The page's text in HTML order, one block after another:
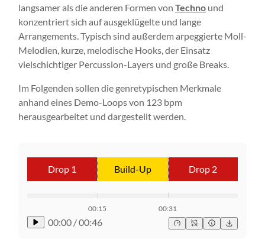
langsamer als die anderen Formen von Techno und
konzentriert sich auf ausgeklügelte und lange
Arrangements. Typisch sind außerdem arpeggierte Moll-
Melodien, kurze, melodische Hooks, der Einsatz
vielschichtiger Percussion-Layers und große Breaks.
Im Folgenden sollen die genretypischen Merkmale
anhand eines Demo-Loops von 123 bpm
herausgearbeitet und dargestellt werden.
Drop 1 Build-Up Drop 2
00:15 00:31
00:00 /00:46